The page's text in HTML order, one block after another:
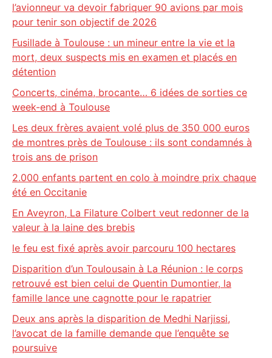
l’avionneur va devoir fabriquer 90 avions par mois
pour tenir son objectif de 2026
Fusillade à Toulouse : un mineur entre la vie et la
mort, deux suspects mis en examen et placés en
détention
Concerts, cinéma, brocante… 6 idées de sorties ce
week-end à Toulouse
Les deux frères avaient volé plus de 350 000 euros
de montres près de Toulouse : ils sont condamnés à
trois ans de prison
2.000 enfants partent en colo à moindre prix chaque
été en Occitanie
En Aveyron, La Filature Colbert veut redonner de la
valeur à la laine des brebis
le feu est fixé après avoir parcouru 100 hectares
Disparition d’un Toulousain à La Réunion : le corps
retrouvé est bien celui de Quentin Dumontier, la
famille lance une cagnotte pour le rapatrier
Deux ans après la disparition de Medhi Narjissi,
l’avocat de la famille demande que l’enquête se
poursuive